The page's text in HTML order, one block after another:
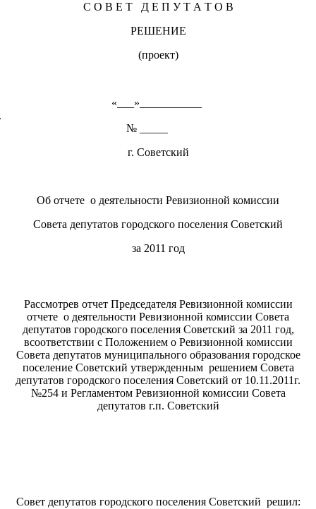
С О В Е Т Д Е П У Т А Т О В
РЕШЕНИЕ
(проект)
«___»___________
№ _____
г. Советский
Об отчете о деятельности Ревизионной комиссии
Совета депутатов городского поселения Советский
за 2011 год
Рассмотрев отчет Председателя Ревизионной комиссии
отчете о деятельности Ревизионной комиссии Совета
депутатов городского поселения Советский за 2011 год,
всоответствии с Положением о Ревизионной комиссии
Совета депутатов муниципального образования городское
поселение Советский утвержденным решением Совета
депутатов городского поселения Советский от 10.11.2011г.
№254 и Регламентом Ревизионной комиссии Совета
депутатов г.п. Советский
Совет депутатов городского поселения Советский решил: